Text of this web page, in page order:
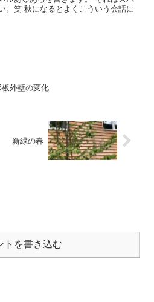
。笑 秋になるとよくこういう会話に
板外壁の変化
新緑の春
トを書き込む